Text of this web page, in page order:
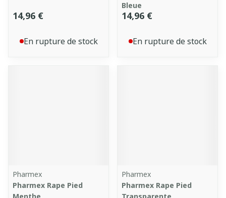
14,96 €
En rupture de stock
Bleue
14,96 €
En rupture de stock
Pharmex
Pharmex Rape Pied
Pharmex
Pharmex Rape Pied